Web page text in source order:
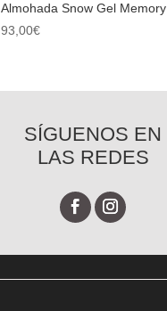
Almohada Snow Gel Memory
93,00€
SÍGUENOS EN
LAS REDES